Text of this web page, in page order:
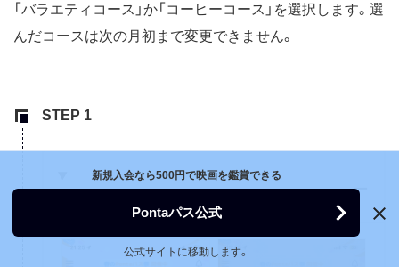
「バラエティコース」か「コーヒーコース」を選択します。選
んだコースは次の月初まで変更できません。
新規入会なら500円で映画を鑑賞できる
Pontaパス公式
公式サイトに移動します。